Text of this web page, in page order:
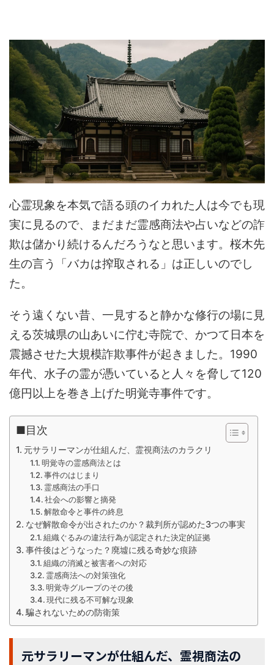
心霊現象を本気で語る頭のイカれた人は今でも現
実に見るので、まだまだ霊感商法や占いなどの詐
欺は儲かり続けるんだろうなと思います。桜木先
生の言う「バカは搾取される」は正しいのでし
た。
そう遠くない昔、一見すると静かな修行の場に見
える茨城県の山あいに佇む寺院で、かつて日本を
震撼させた大規模詐欺事件が起きました。1990
年代、水子の霊が憑いていると人々を脅して120
億円以上を巻き上げた明覚寺事件です。
■目次
元サラリーマンが仕組んだ、霊視商法のカラクリ
明覚寺の霊感商法とは
事件のはじまり
霊感商法の手口
社会への影響と摘発
解散命令と事件の終息
なぜ解散命令が出されたのか？裁判所が認めた3つの事実
組織ぐるみの違法行為が認定された決定的証拠
事件後はどうなった？廃墟に残る奇妙な痕跡
組織の消滅と被害者への対応
霊感商法への対策強化
明覚寺グループのその後
現代に残る不可解な現象
騙されないための防衛策
元サラリーマンが仕組んだ、霊視商法の